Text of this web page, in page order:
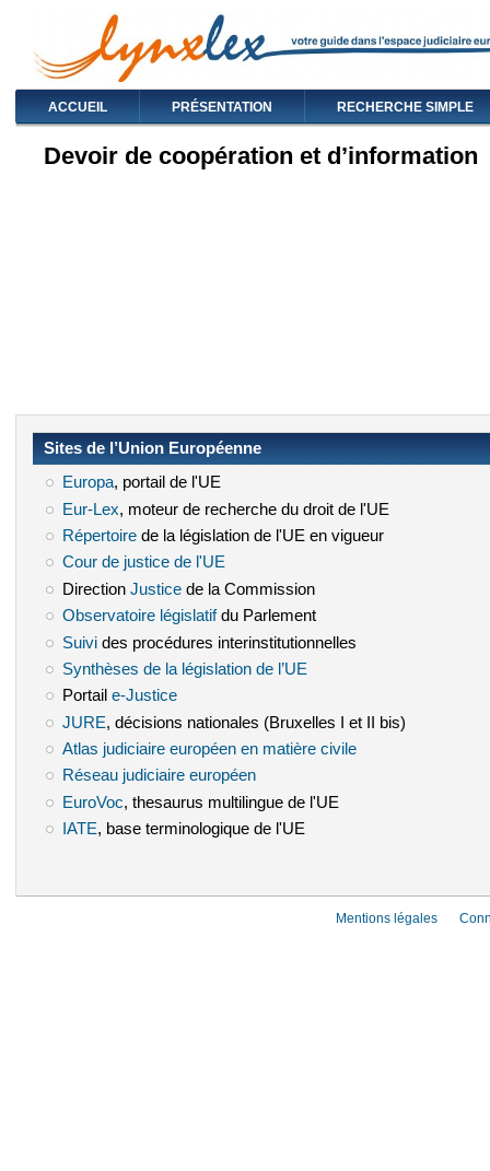
ACCUEIL PRÉSENTATION RECHERCHE SIMPLE
Devoir de coopération et d’information
Sites de l’Union Européenne
Europa(le lien est externe)
, portail de l'UE
Eur-Lex (le lien est externe)
, moteur de recherche du droit de l'UE
Répertoire(le lien est externe)
de la législation de l'UE en vigueur
Cour de justice de l'UE
Direction Justice(le lien est externe)
de la Commission
Observatoire législatif(le lien est externe)
du Parlement
Suivi(le lien est externe)
des procédures interinstitutionnelles
Synthèses de la législation de l’UE
Portail e-Justice(le lien est externe)
JURE (le lien est externe)
, décisions nationales (Bruxelles I et II bis)
Atlas judiciaire européen en matière civile(le lien est externe)
Réseau judiciaire européen(le lien est externe)
EuroVoc (le lien est externe)
, thesaurus multilingue de l'UE
IATE(le lien est externe)
, base terminologique de l'UE
Mentions légales